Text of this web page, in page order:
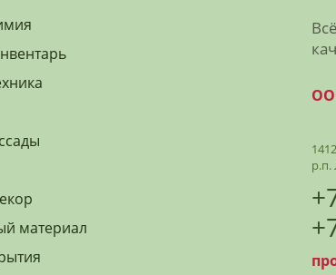
материал
р.п.